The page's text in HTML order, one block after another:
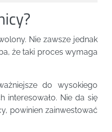
Nie zawsze jednak
że taki proces wymaga
do wysokiego
interesowało. Nie da się
powinien zainwestować